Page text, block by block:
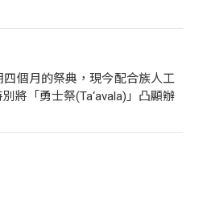
個月的祭典，現今配合族人工
將「勇士祭(Ta‘avala)」凸顯辦